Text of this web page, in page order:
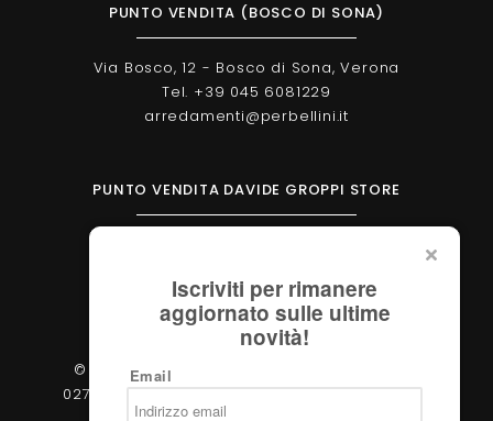
PUNTO VENDITA (BOSCO DI SONA)
Via Bosco, 12 - Bosco di Sona, Verona
Tel. +39 045 6081229
arredamenti@perbellini.it
PUNTO VENDITA DAVIDE GROPPI STORE
verona@davidegroppi.store
© 2026 - Perbellini Arredamenti S.r.l. - P.IVA
02783400233 - Via Verdi, 31/A - 37060, Castel
Iscriviti per rimanere
aggiornato sulle ultime
novità!
Email